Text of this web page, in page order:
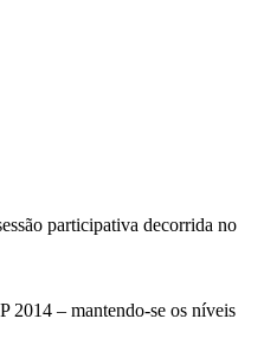
participativa decorrida no
2014 – mantendo-se os níveis